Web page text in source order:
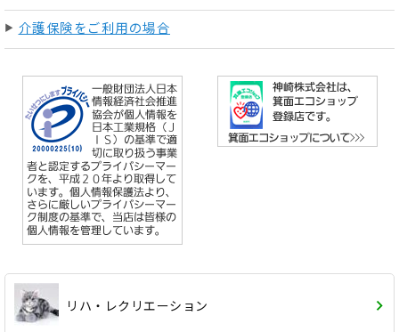
介護保険をご利用の場合
リハ・レクリエーション